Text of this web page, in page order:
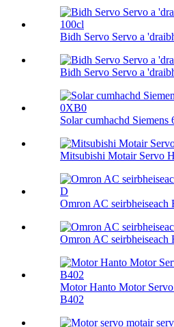
Bidh Servo Servo a
Bidh Servo Servo a
Solar cumhachd
Mitsubishi Motair Servo
Omron AC
Omron AC seirbheiseach
Motor Hanto Motor
B402